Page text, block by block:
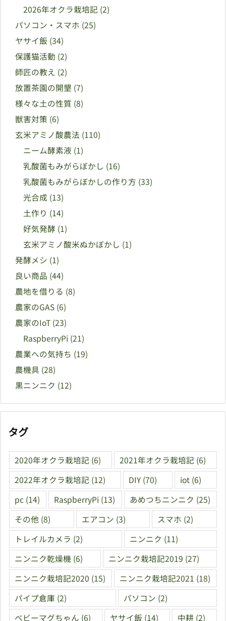
2026年オクラ栽培記 (2)
パソコン・スマホ (25)
ヤサイ飯 (34)
保護猫活動 (2)
師匠の教え (2)
放置茶園の開墾 (7)
様々な土の性質 (8)
獣害対策 (6)
玄米アミノ酸農法 (110)
ニーム酵素液 (1)
乳酸菌もみがらぼかし (16)
乳酸菌もみがらぼかしの作り方 (33)
光合成 (13)
土作り (14)
好気発酵 (1)
玄米アミノ酸米ぬかぼかし (1)
発酵メシ (1)
良い商品 (44)
農地を借りる (8)
農家のGAS (6)
農家のIoT (23)
RaspberryPi (21)
農業への気持ち (19)
農機具 (28)
黒ニンニク (12)
タグ
2020年オクラ栽培記 (6) 2021年オクラ栽培記 (6)
2022年オクラ栽培記 (12) DIY (70) iot (6)
pc (14) RaspberryPi (13) あめつちニンニク (25)
その他 (8) エアコン (3) スマホ (2)
トレイルカメラ (2) ニンニク (11)
ニンニク乾燥機 (6) ニンニク栽培記2019 (27)
ニンニク栽培記2020 (15) ニンニク栽培記2021 (18)
パイプ倉庫 (2) パソコン (2)
ベビーマグちゃん (6) ヤサイ飯 (14) 中耕 (2)